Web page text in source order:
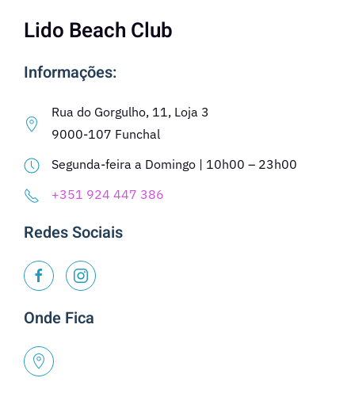
Lido Beach Club
Informações:
Rua do Gorgulho, 11, Loja 3
9000-107 Funchal
Segunda-feira a Domingo | 10h00 – 23h00
+351 924 447 386
Redes Sociais
Onde Fica